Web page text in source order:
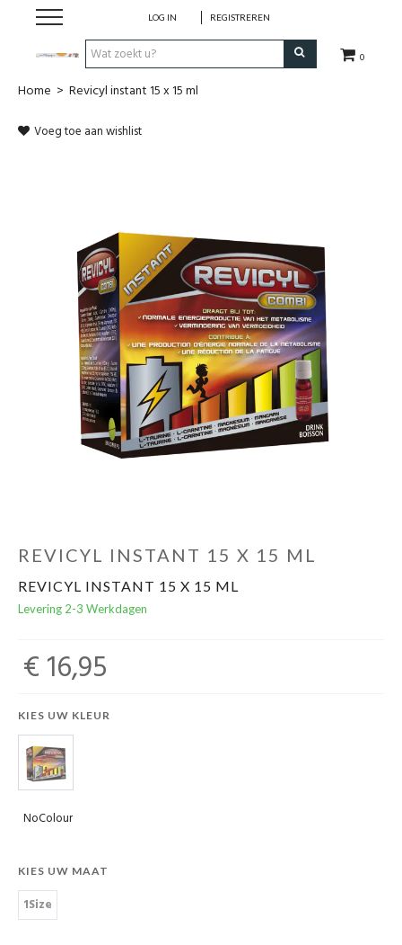
0
LOG IN REGISTREREN
Hulp bij
Verzorging
Voeding
Huis & Gezelligheid
Evenementen
Home > Revicyl instant 15 x 15 ml
Voeg toe aan wishlist
REVICYL INSTANT 15 X 15 ML
REVICYL INSTANT 15 X 15 ML
Levering 2-3 Werkdagen
€ 16,95
KIES UW KLEUR
NoColour
KIES UW MAAT
1Size